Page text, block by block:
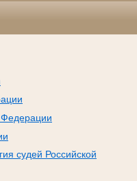
Федерации
судей Российской